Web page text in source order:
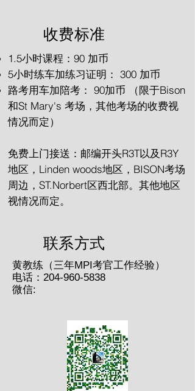
收费标准
1.5小时课程：90 加币
​5小时练车加练习证明： 300 加币
路考用车加陪考： 90加币 （限于Bison
和St Mary's 考场，其他考场的收费视
情况而定）
免费上门接送：邮编开头R3T以及R3Y
地区，Linden woods地区，BISON考场
周边，ST.Norbert区西北部。其他地区
视情况而定。
​联系方式
黄教练（三年MPI考官工作经验）
电话：204-960-5838
微信: